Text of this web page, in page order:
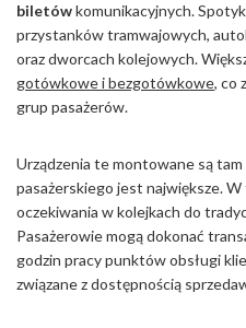
biletówkomunikacyjnych.
przystanków tramwajowych,
oraz dworcach kolejowych.
gotówkowe i bezgotówkowe, co
grup pasażerów.
Urządzenia te montowane są
pasażerskiego jest największe.
oczekiwania w kolejkach do
Pasażerowie mogą dokonać
godzin pracy punktów obsługi
związane z dostępnością